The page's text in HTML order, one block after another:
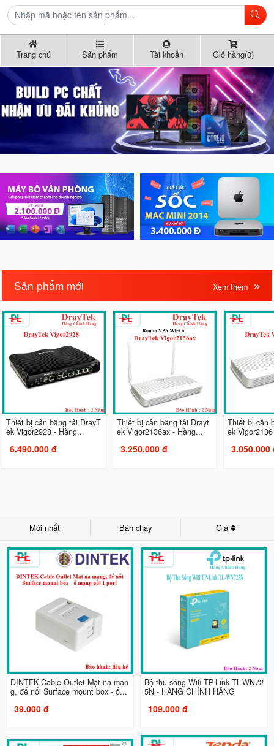
Trang chủ Sản phẩm Tài khoản Giỏ hàng(0)
Sản phẩm mới Xem thêm
Thiết bị cân bằng tải DrayT
ek Vigor2928 - Hàng...
6.490.000 đ
Thiết bị cân bằng tải Drayt
ek Vigor2136ax - Hàng...
3.250.000 đ
Thiết bị cân
ek
3.050.000
Mới nhất Bán chạy Giá
DINTEK Cable Outlet Mặt nạ mạn
g, đế nổi Surface mount box - ổ...
39.000 đ
Bộ thu sóng Wifi TP-Link TL-WN72
5N - HÀNG CHÍNH HÃNG
109.000 đ